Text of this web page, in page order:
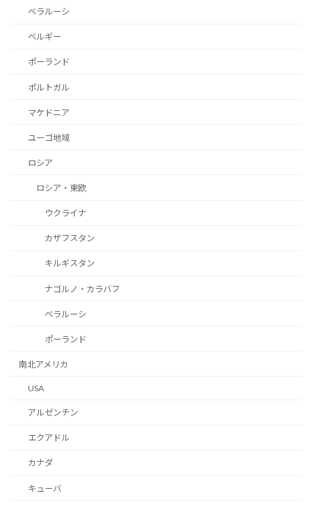
ベラルーシ
ベルギー
ポーランド
ポルトガル
マケドニア
ユーゴ地域
ロシア
ロシア・東欧
ウクライナ
カザフスタン
キルギスタン
ナゴルノ・カラバフ
ベラルーシ
ポーランド
南北アメリカ
USA
アルゼンチン
エクアドル
カナダ
キューバ